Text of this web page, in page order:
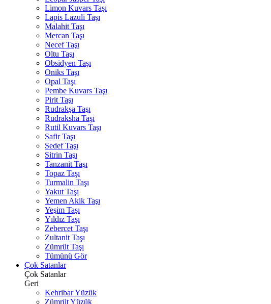
Limon Kuvars Taşı
Lapis Lazuli Taşı
Malahit Taşı
Mercan Taşı
Necef Taşı
Oltu Taşı
Obsidyen Taşı
Oniks Taşı
Opal Taşı
Pembe Kuvars Taşı
Pirit Taşı
Rudrakşa Taşı
Rudraksha Taşı
Rutil Kuvars Taşı
Safir Taşı
Sedef Taşı
Sitrin Taşı
Tanzanit Taşı
Topaz Taşı
Turmalin Taşı
Yakut Taşı
Yemen Akik Taşı
Yeşim Taşı
Yıldız Taşı
Zebercet Taşı
Zultanit Taşı
Zümrüt Taşı
Tümünü Gör
Çok Satanlar
Çok Satanlar
Geri
Kehribar Yüzük
Zümrüt Yüzük